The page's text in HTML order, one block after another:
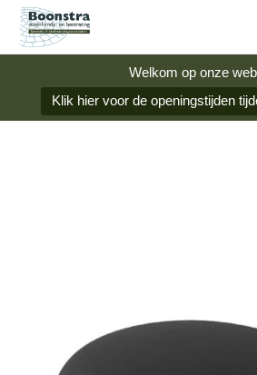
Welkom op onze
Klik hier voor de openingstijden